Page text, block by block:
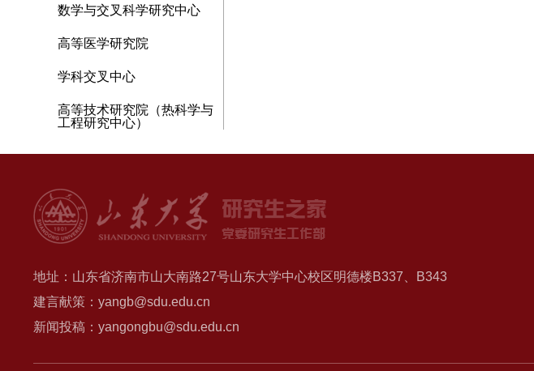
数学与交叉科学研究中心
高等医学研究院
学科交叉中心
高等技术研究院（热科学与
工程研究中心）
地址：山东省济南市山大南路27号山东大学中心校区明德楼B337、B343
建言献策：yangb@sdu.edu.cn
新闻投稿：yangongbu@sdu.edu.cn